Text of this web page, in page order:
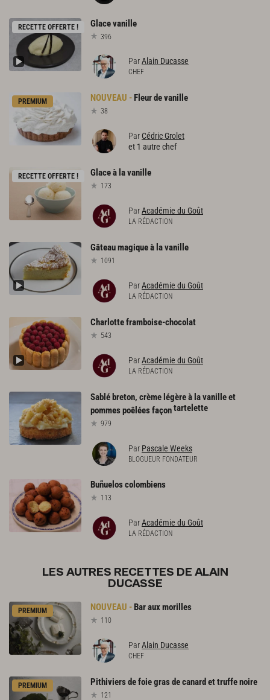
RECETTE OFFERTE ! Glacevanille
396
ParAlain Ducasse
CHEF
PREMIUM Fleurdevanille
38
Par Cédric Grolet
et 1 autre chef
RECETTE OFFERTE ! Glaceà lavanille
173
ParAcadémie du Goût
LA RÉDACTION
Gâteaumagiqueà lavanille
1091
ParAcadémie du Goût
LA RÉDACTION
Charlotteframboise-chocolat
543
ParAcadémie du Goût
LA RÉDACTION
Sablé breton, crème légère à la vanille et
pommes poêlées façontartelette
979
Par Pascale Weeks
BLOGUEUR FONDATEUR
Buñueloscolombiens
113
ParAcadémie du Goût
LA RÉDACTION
LES AUTRES RECETTES DE ALAIN
DUCASSE
PREMIUM Barauxmorilles
110
ParAlain Ducasse
CHEF
PREMIUM Pithiviersdefoiegrasdecanard ettruffenoire
121